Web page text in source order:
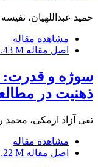
حمید عبداللهیان،
مشاهده مقاله
اصل مقاله M
سوژه و قدرت:
ذهنیت در
تقی آزاد ارمکی، محمد
مشاهده مقاله
اصل مقاله M